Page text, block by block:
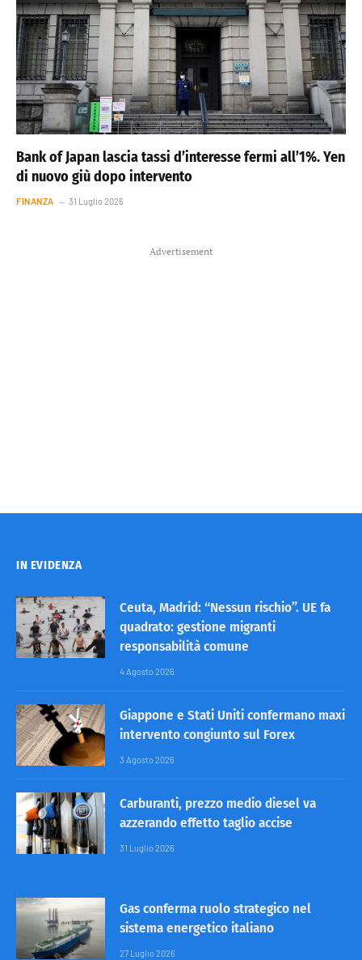
Bank of Japan lascia tassi d’interesse fermi all’1%. Yen
di nuovo giù dopo intervento
FINANZA 31 Luglio 2026
Advertisement
IN EVIDENZA
Ceuta, Madrid: “Nessun rischio”. UE fa
quadrato: gestione migranti
responsabilità comune
4 Agosto 2026
Giappone e Stati Uniti confermano maxi
intervento congiunto sul Forex
3 Agosto 2026
Carburanti, prezzo medio diesel va
azzerando effetto taglio accise
31 Luglio 2026
Gas conferma ruolo strategico nel
sistema energetico italiano
27 Luglio 2026